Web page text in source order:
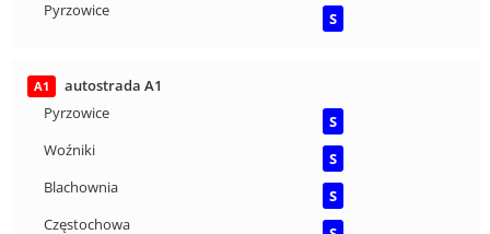
Pyrzowice
S
A1
autostrada A1
Pyrzowice
S
Woźniki
S
Blachownia
S
Częstochowa